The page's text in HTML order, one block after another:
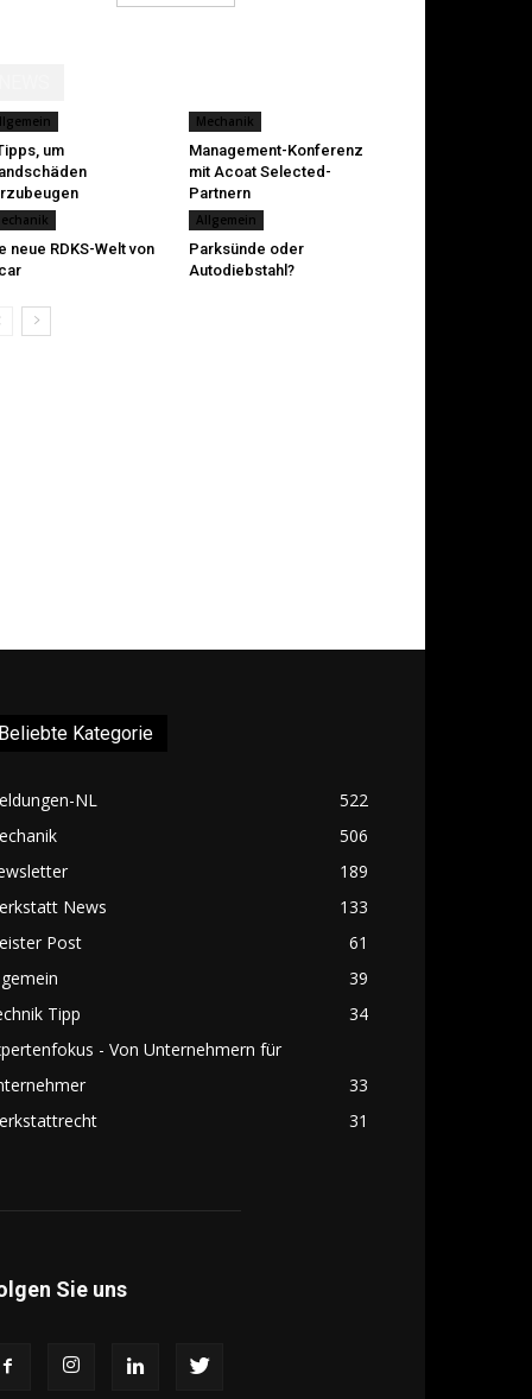
um
Mechanik
Management-Konferenz
mit Acoat Selected-
Partnern
neue RDKS-Welt von
Allgemein
Parksünde oder
Autodiebstahl?
Kategorie
NL
522
506
189
News
133
Post
61
39
Tipp
34
- Von Unternehmern für
33
31
Sie uns